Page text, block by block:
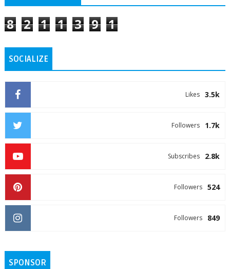
8 2 1 1 3 9 1
SOCIALIZE
3.5k
Likes
1.7k
Followers
2.8k
Subscribes
524
Followers
849
Followers
SPONSOR